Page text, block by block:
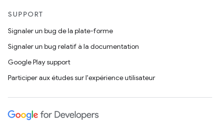
SUPPORT
Signaler un bug de la plate-forme
Signaler un bug relatif à la documentation
Google Play support
Participer aux études sur l'expérience utilisateur